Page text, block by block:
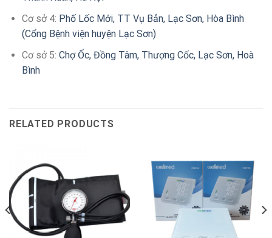
Cơ sở 4: Phố Lốc Mới, TT Vụ Bản, Lạc Sơn, Hòa Bình
(Cổng Bệnh viện huyện Lạc Sơn)
Cơ sở 5: Chợ Ốc, Đồng Tâm, Thượng Cốc, Lạc Sơn, Hoà
Bình
RELATED PRODUCTS